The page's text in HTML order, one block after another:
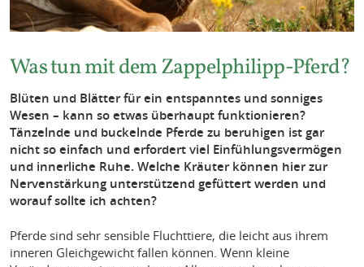
Was tun mit dem Zappelphilipp-Pferd?
Blüten und Blätter für ein entspanntes und sonniges
Wesen – kann so etwas überhaupt funktionieren?
Tänzelnde und buckelnde Pferde zu beruhigen ist gar
nicht so einfach und erfordert viel Einfühlungsvermögen
und innerliche Ruhe. Welche Kräuter können hier zur
Nervenstärkung unterstützend gefüttert werden und
worauf sollte ich achten?
Pferde sind sehr sensible Fluchttiere, die leicht aus ihrem
inneren Gleichgewicht fallen können. Wenn kleine